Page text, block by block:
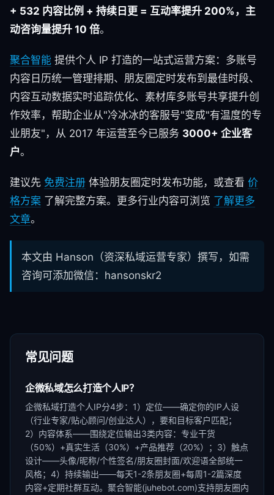
+ 532 内容比例 + 持续日更 = 互动率提升 200%，主
动咨询量提升 10 倍。
聚合智能 提供个人 IP 打造的一站式运营方案：多账号
内容日历统一管理排期、朋友圈定时发布到最佳时段、
内容互动数据实时追踪优化、素材库多账号共享提升创
作效率，帮助企业从"冷冰冰的客服号"变成"有温度的专
业朋友"，从 2017 年运营至今已服务 3000+ 企业客
户。
建议先 免费注册 体验朋友圈定时发布功能，或查看 价
格方案 了解完整方案。更多行业内容可浏览 了解更多
文章。
本文由 Hanson（资深私域运营专家）撰写，如需
咨询可添加微信：hansonskr2
常见问题
企微私域怎么打造个人IP？
企微私域打造个人IP分4步：1）定位——确定你的IP人设
（行业专家/贴心顾问/创业达人），要和目标客户匹配；
2）内容体系——围绕定位输出3类内容：专业干货
（50%）+真实生活（30%）+产品推荐（20%）；3）触点
设计——头像/昵称/个性签名/朋友圈封面/欢迎语全部统一
风格；4）持续输出——每天1-2条朋友圈+每周1-2篇深度
内容+定期社群互动。聚合智能(juhebot.com)支持朋友圈内